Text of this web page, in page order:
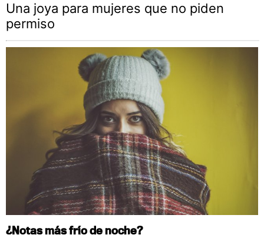
Una joya para mujeres que no piden
permiso
¿Notas más frío de noche?